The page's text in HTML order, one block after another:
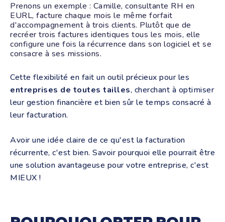
Prenons un exemple : Camille, consultante RH en
EURL, facture chaque mois le même forfait
d'accompagnement à trois clients. Plutôt que de
recréer trois factures identiques tous les mois, elle
configure une fois la récurrence dans son logiciel et se
consacre à ses missions.
Cette flexibilité en fait un outil précieux pour les
entreprises de toutes tailles, cherchant à optimiser
leur gestion financière et bien sûr le temps consacré à
leur facturation.
Avoir une idée claire de ce qu'est la facturation
récurrente, c'est bien. Savoir pourquoi elle pourrait être
une solution avantageuse pour votre entreprise, c'est
MIEUX !